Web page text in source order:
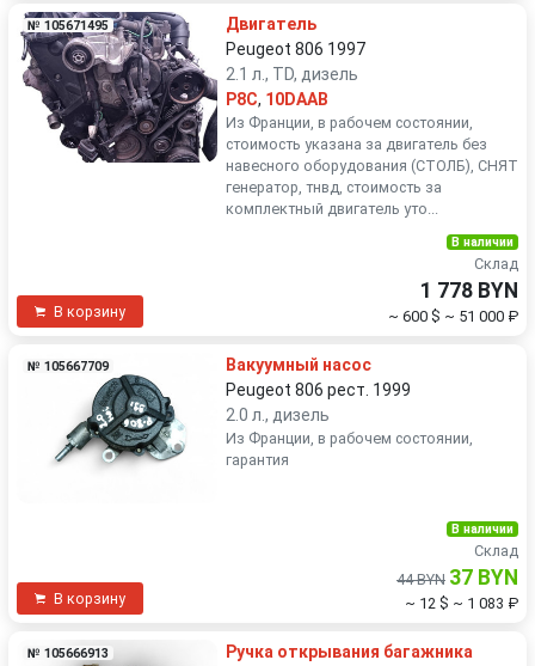
№ 105671495
Двигатель
Peugeot 806 1997
2.1 л., TD, дизель
P8C, 10DAAB
Из Франции, в рабочем состоянии,
стоимость указана за двигатель без
навесного оборудования (СТОЛБ), СНЯТ
генератор, тнвд, стоимость за
комплектный двигатель уто...
В корзину
В наличии
Склад
1 778 BYN
~ 600 $ ~ 51 000 ₽
№ 105667709
Вакуумный насос
Peugeot 806 рест. 1999
2.0 л., дизель
Из Франции, в рабочем состоянии,
гарантия
В корзину
В наличии
Склад
44 BYN 37 BYN
~ 12 $ ~ 1 083 ₽
№ 105666913
Ручка открывания багажника